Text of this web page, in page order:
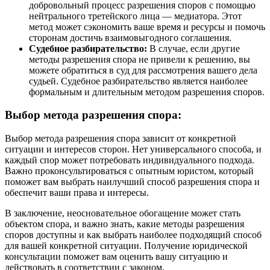
добровольный процесс разрешения споров с помощью
нейтрального третейского лица — медиатора. Этот
метод может сэкономить ваше время и ресурсы и помочь
сторонам достичь взаимовыгодного соглашения.
Судебное разбирательство: В случае, если другие
методы разрешения спора не привели к решению, вы
можете обратиться в суд для рассмотрения вашего дела
судьей. Судебное разбирательство является наиболее
формальным и длительным методом разрешения споров.
Выбор метода разрешения спора:
Выбор метода разрешения спора зависит от конкретной
ситуации и интересов сторон. Нет универсального способа, и
каждый спор может потребовать индивидуального подхода.
Важно проконсультироваться с опытным юристом, который
поможет вам выбрать наилучший способ разрешения спора и
обеспечит ваши права и интересы.
В заключение, неосновательное обогащение может стать
объектом спора, и важно знать, какие методы разрешения
споров доступны и как выбрать наиболее подходящий способ
для вашей конкретной ситуации. Получение юридической
консультации поможет вам оценить вашу ситуацию и
действовать в соответствии с законом.